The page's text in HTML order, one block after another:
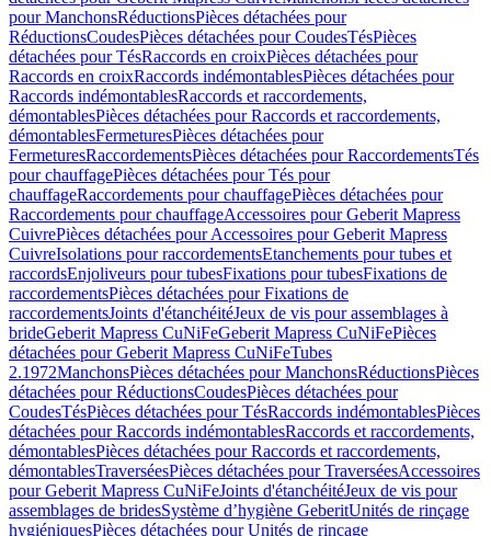
pour ManchonsRéductionsPièces détachées pour
RéductionsCoudesPièces détachées pour CoudesTésPièces
détachées pour TésRaccords en croixPièces détachées pour
Raccords en croixRaccords indémontablesPièces détachées pour
Raccords indémontablesRaccords et raccordements,
démontablesPièces détachées pour Raccords et raccordements,
démontablesFermeturesPièces détachées pour
FermeturesRaccordementsPièces détachées pour RaccordementsTés
pour chauffagePièces détachées pour Tés pour
chauffageRaccordements pour chauffagePièces détachées pour
Raccordements pour chauffageAccessoires pour Geberit Mapress
CuivrePièces détachées pour Accessoires pour Geberit Mapress
CuivreIsolations pour raccordementsEtanchements pour tubes et
raccordsEnjoliveurs pour tubesFixations pour tubesFixations de
raccordementsPièces détachées pour Fixations de
raccordementsJoints d'étanchéitéJeux de vis pour assemblages à
brideGeberit Mapress CuNiFeGeberit Mapress CuNiFePièces
détachées pour Geberit Mapress CuNiFeTubes
2.1972ManchonsPièces détachées pour ManchonsRéductionsPièces
détachées pour RéductionsCoudesPièces détachées pour
CoudesTésPièces détachées pour TésRaccords indémontablesPièces
détachées pour Raccords indémontablesRaccords et raccordements,
démontablesPièces détachées pour Raccords et raccordements,
démontablesTraverséesPièces détachées pour TraverséesAccessoires
pour Geberit Mapress CuNiFeJoints d'étanchéitéJeux de vis pour
assemblages de bridesSystème d’hygiène GeberitUnités de rinçage
hygiéniquesPièces détachées pour Unités de rinçage